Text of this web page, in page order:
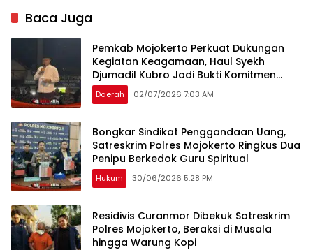
Baca Juga
Pemkab Mojokerto Perkuat Dukungan
Kegiatan Keagamaan, Haul Syekh
Djumadil Kubro Jadi Bukti Komitmen
Pemda
Daerah 02/07/2026 7:03 AM
Bongkar Sindikat Penggandaan Uang,
Satreskrim Polres Mojokerto Ringkus Dua
Penipu Berkedok Guru Spiritual
Hukum 30/06/2026 5:28 PM
Residivis Curanmor Dibekuk Satreskrim
Polres Mojokerto, Beraksi di Musala
hingga Warung Kopi